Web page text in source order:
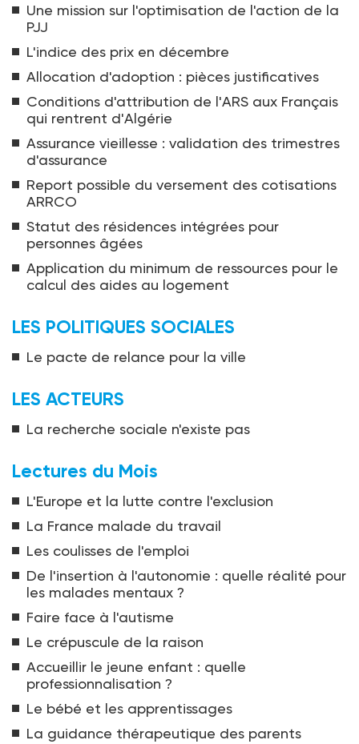
Une mission sur l'optimisation de l'action de la
PJJ
L'indice des prix en décembre
Allocation d'adoption : pièces justificatives
Conditions d'attribution de l'ARS aux Français
qui rentrent d'Algérie
Assurance vieillesse : validation des trimestres
d'assurance
Report possible du versement des cotisations
ARRCO
Statut des résidences intégrées pour
personnes âgées
Application du minimum de ressources pour le
calcul des aides au logement
LES POLITIQUES SOCIALES
Le pacte de relance pour la ville
LES ACTEURS
La recherche sociale n'existe pas
Lectures du Mois
L'Europe et la lutte contre l'exclusion
La France malade du travail
Les coulisses de l'emploi
De l'insertion à l'autonomie : quelle réalité pour
les malades mentaux ?
Faire face à l'autisme
Le crépuscule de la raison
Accueillir le jeune enfant : quelle
professionnalisation ?
Le bébé et les apprentissages
La guidance thérapeutique des parents